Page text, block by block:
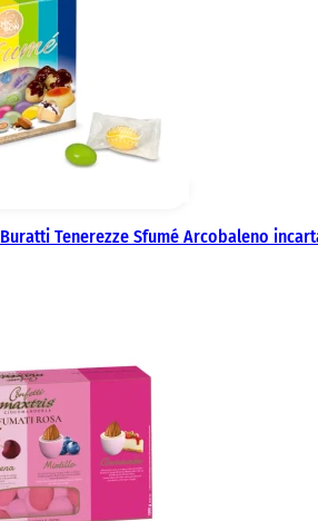
Buratti Tenerezze Sfumé Arcobaleno